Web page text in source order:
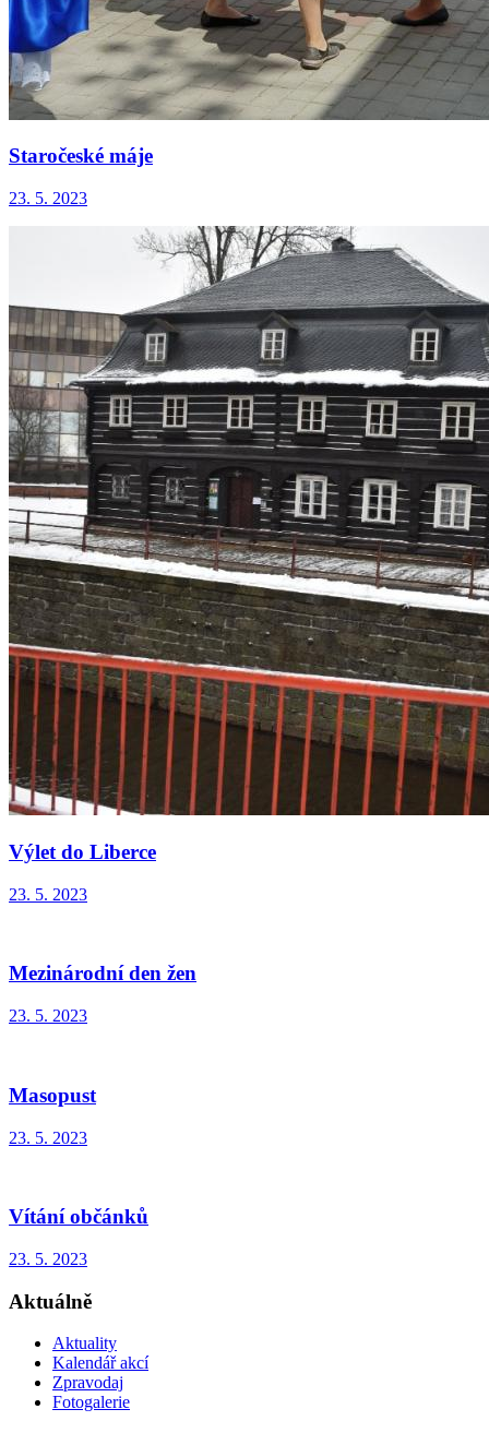
Staročeské máje
23. 5. 2023
Výlet do Liberce
23. 5. 2023
Mezinárodní den žen
23. 5. 2023
Masopust
23. 5. 2023
Vítání občánků
23. 5. 2023
Aktuálně
Aktuality
Kalendář akcí
Zpravodaj
Fotogalerie